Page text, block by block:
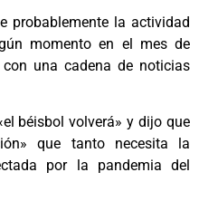
probablemente la actividad
momento en el mes de
una cadena de noticias
béisbol volverá» y dijo que
que tanto necesita la
por la pandemia del